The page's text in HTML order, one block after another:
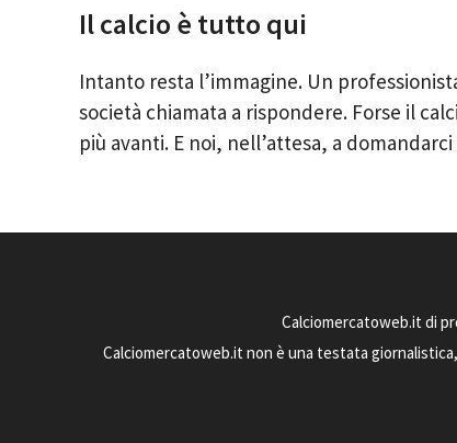
Il calcio è tutto qui
Intanto resta l’immagine. Un
società chiamata a rispondere. Forse il
più avanti. E noi, nell’attesa, a
Calciomercatoweb.it di
Calciomercatoweb.it non è una testata